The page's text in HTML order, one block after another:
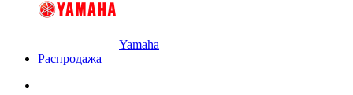
Yamaha
Распродажа